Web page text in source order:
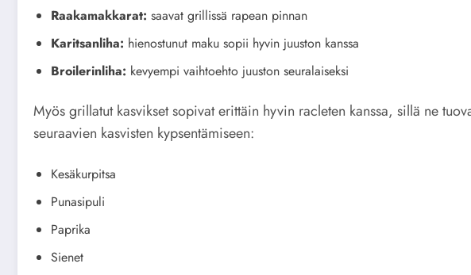
Raakamakkarat: saavat grillissä rapean pinnan
Karitsanliha: hienostunut maku sopii hyvin juuston kanssa
Broilerinliha: kevyempi vaihtoehto juuston seuralaiseksi
Myös grillatut kasvikset sopivat erittäin hyvin racleten kanssa, sillä ne
seuraavien kasvisten kypsentämiseen:
Kesäkurpitsa
Punasipuli
Paprika
Sienet